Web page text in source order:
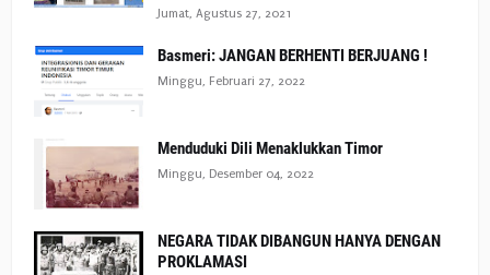
Jumat, Agustus 27, 2021
Basmeri: JANGAN BERHENTI BERJUANG !
Minggu, Februari 27, 2022
Menduduki Dili Menaklukkan Timor
Minggu, Desember 04, 2022
NEGARA TIDAK DIBANGUN HANYA DENGAN
PROKLAMASI